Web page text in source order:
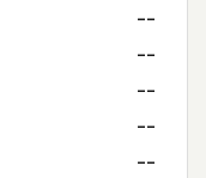
--
--
--
--
--